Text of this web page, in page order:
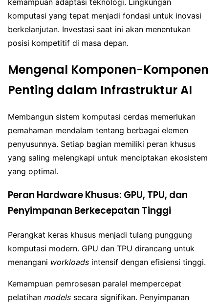
komputasi yang tepat menjadi fondasi untuk inovasi
berkelanjutan. Investasi saat ini akan menentukan
posisi kompetitif di masa depan.
Mengenal Komponen-Komponen
Penting dalam Infrastruktur AI
Membangun sistem komputasi cerdas memerlukan
pemahaman mendalam tentang berbagai elemen
penyusunnya. Setiap bagian memiliki peran khusus
yang saling melengkapi untuk menciptakan ekosistem
yang optimal.
Peran Hardware Khusus: GPU, TPU, dan
Penyimpanan Berkecepatan Tinggi
Perangkat keras khusus menjadi tulang punggung
komputasi modern. GPU dan TPU dirancang untuk
menangani workloads intensif dengan efisiensi tinggi.
Kemampuan pemrosesan paralel mempercepat
pelatihan models secara signifikan. Penyimpanan